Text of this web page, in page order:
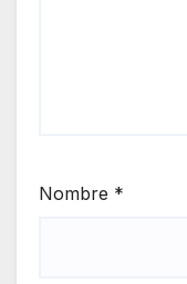
Nombre *